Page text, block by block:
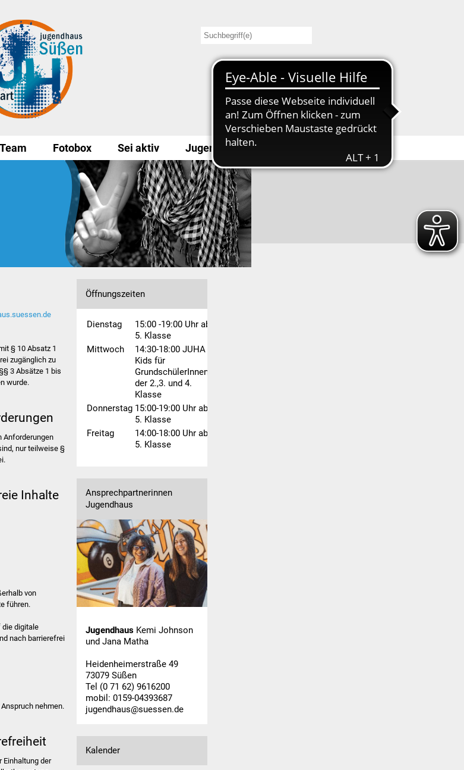
Team Fotobox Sei aktiv Jugendbeteiligung
§ 10 Absatz 1
zugänglich zu
3 Absätze 1 bis
wurde.
Anforderungen
nur teilweise §
Inhalte
von
führen.
die digitale
nach barrierefrei
nehmen.
Einhaltung der
Öffnungszeiten
Dienstag
15:00 -19:00 Uhr ab
5. Klasse
Mittwoch
14:30-18:00 JUHA
Kids für
GrundschülerInnen
der 2.,3. und 4.
Klasse
Donnerstag 15:00-19:00 Uhr ab
5. Klasse
Freitag
14:00-18:00 Uhr ab
5. Klasse
Ansprechpartnerinnen
Jugendhaus
JugendhausKemi Johnson
und Jana Matha
Heidenheimerstraße 49
73079 Süßen
Tel (0 71 62) 9616200
mobil: 0159-04393687
jugendhaus@suessen.de
Kalender